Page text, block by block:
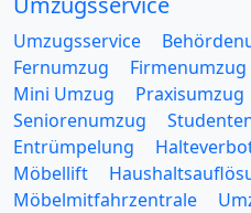
Umzugsservice
Fernumzug
Firmenumzug
Mini Umzug
Praxisumzug
Seniorenumzug
Entrümpelung
Möbellift
Möbelmitfahrzentrale